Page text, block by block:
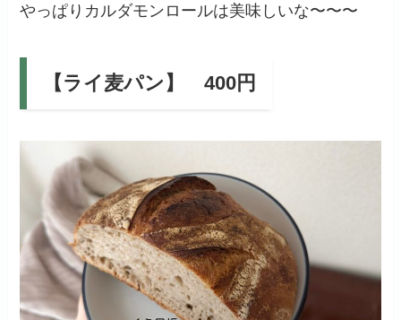
やっぱりカルダモンロールは美味しいな〜〜〜
【ライ麦パン】 400円